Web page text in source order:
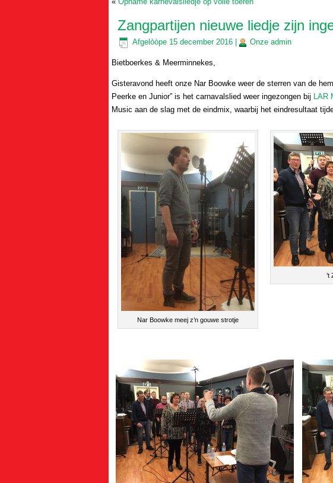
Zangpartijen nieuwe liedje zijn
Afgelòòpe 15 december 2016| Onze admin
Bietboerkes & Meerminnekes,
Gisteravond heeft onze Nar Boowke weer de sterren van de
Peerke en Junior” is het carnavalslied weer ingezongen bij LAR
Music aan de slag met de eindmix, waarbij het eindresultaat
Nar Boowke meej z’n gouwe strotje
’t